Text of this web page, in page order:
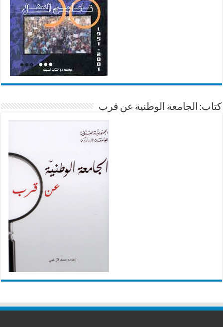
كتاب: الجامعة الوطنية عن قرب